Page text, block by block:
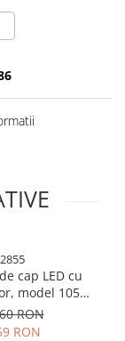
2855
cap LED cu
model 105,
2855
RON
RON